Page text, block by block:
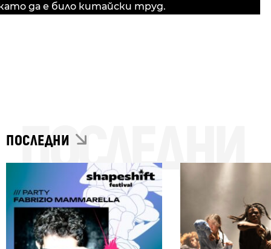
да е било китайски труд.
ПОСЛЕДНИ
ПОСЛЕДНИ